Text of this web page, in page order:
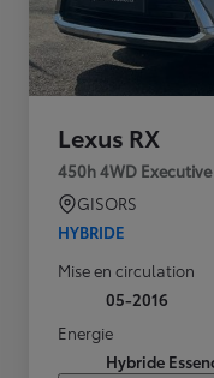
Lexus RX
450h 4WD
GISORS
HYBRIDE
Mise en circulation
05-2016
Energie
Hybride